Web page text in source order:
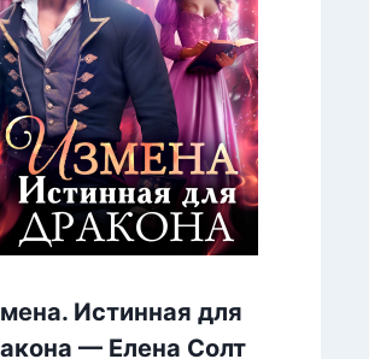
Истинная для
— Елена Солт